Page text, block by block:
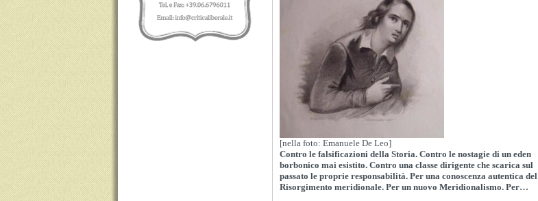
[nella foto: Emanuele De Leo]
Contro le falsificazioni della Storia. Contro le nostagie di un eden
borbonico mai esistito. Contro una classe dirigente che scarica sul
passato le proprie responsabilità. Per una conoscenza autentica del
Risorgimento meridionale. Per un nuovo Meridionalismo. Per…